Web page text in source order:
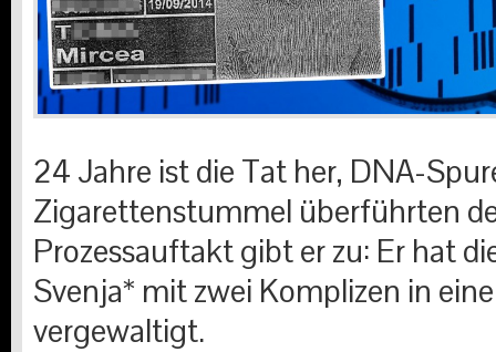
24 Jahre ist die Tat her, DNA-
Zigarettenstummel überführten
Prozessauftakt gibt er zu: Er hat
Svenja* mit zwei Komplizen in
vergewaltigt.